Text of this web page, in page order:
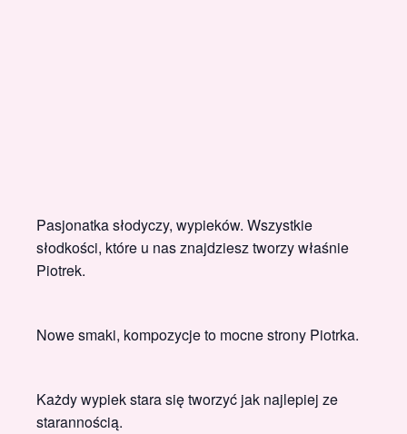
Pasjonatka słodyczy, wypieków. Wszystkie
słodkości, które u nas znajdziesz tworzy właśnie
Piotrek.
Nowe smaki, kompozycje to mocne strony Piotrka.
Każdy wypiek stara się tworzyć jak najlepiej ze
starannością.